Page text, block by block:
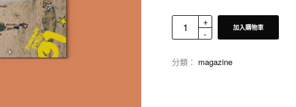
加入購物車
分類： magazine